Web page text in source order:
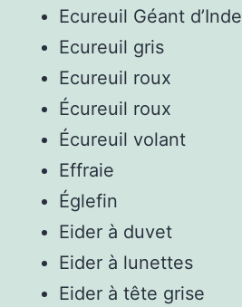
Ecureuil Géant d’Inde
Ecureuil gris
Ecureuil roux
Écureuil roux
Écureuil volant
Effraie
Églefin
Eider à duvet
Eider à lunettes
Eider à tête grise